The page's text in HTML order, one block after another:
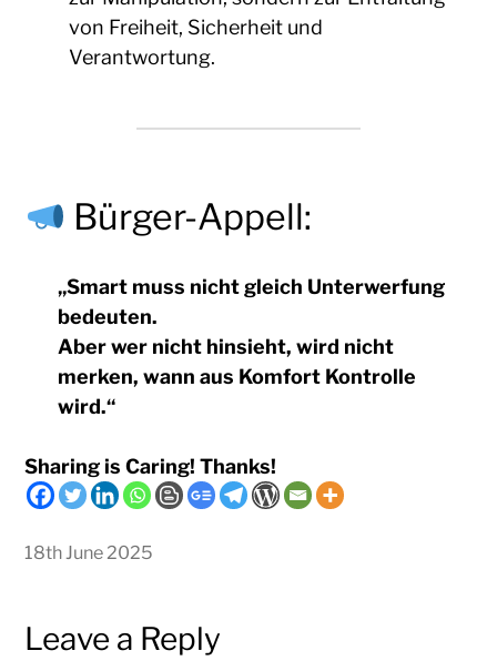
von Freiheit, Sicherheit und
Verantwortung.
Bürger-Appell:
„Smart muss nicht gleich Unterwerfung
bedeuten.
Aber wer nicht hinsieht, wird nicht
merken, wann aus Komfort Kontrolle
wird.“
Sharing is Caring! Thanks!
18th June 2025
Leave a Reply